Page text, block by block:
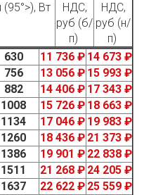
(95°>), Вт
НДС,
руб (б/
п)
НДС,
руб (н/
п)
630 11 736 ₽ 14 673 ₽
756 13 056 ₽ 15 993 ₽
882 14 406 ₽ 17 343 ₽
1008 15 726 ₽ 18 663 ₽
1134 17 046 ₽ 19 983 ₽
1260 18 436 ₽ 21 373 ₽
1386 19 901 ₽ 22 838 ₽
1511 21 268 ₽ 24 205 ₽
1637 22 622 ₽ 25 559 ₽